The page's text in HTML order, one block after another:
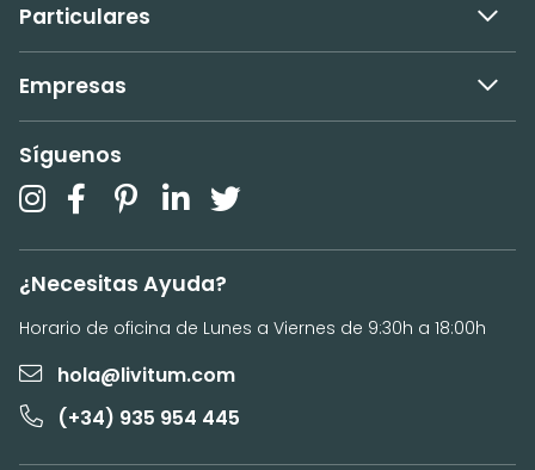
Particulares
Empresas
Síguenos
¿Necesitas Ayuda?
Horario de oficina de Lunes a Viernes de 9:30h a 18:00h
hola@livitum.com
(+34) 935 954 445